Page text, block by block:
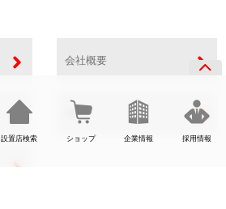
設置店検索 ショップ 企業情報 採用情報
会社概要
SDGs